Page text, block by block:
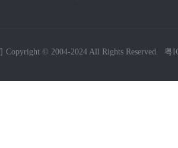
© 2004-2024 All Rights Reserved. 粤